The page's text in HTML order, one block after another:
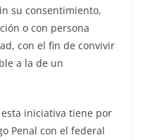
su consentimiento,
o con persona
con el fin de convivir
a la de un
iniciativa tiene por
Penal con el federal